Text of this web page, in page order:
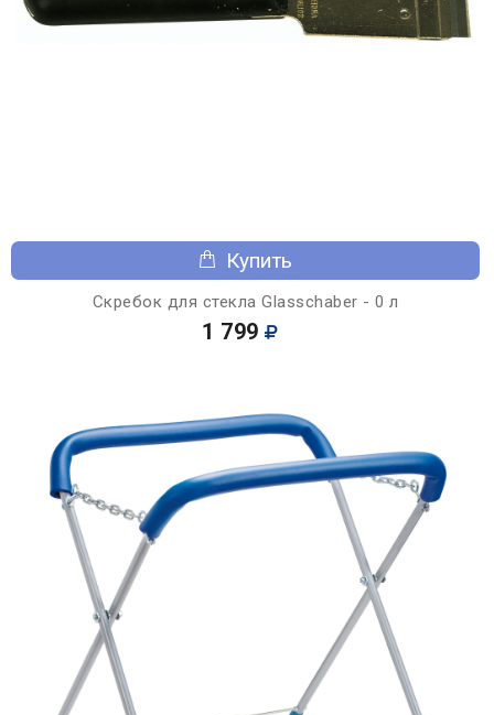
Купить
Скребок для стекла Glasschaber - 0 л
1 799